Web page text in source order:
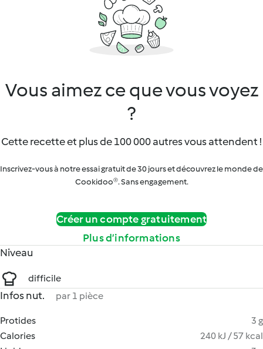
Vous aimez ce que vous voyez
?
Cette recette et plus de 100 000 autres vous attendent !
Inscrivez-vous à notre essai gratuit de 30 jours et découvrez le monde de
Cookidoo®. Sans engagement.
Créer un compte gratuitement
Plus d’informations
Niveau
difficile
Infos nut. par 1 pièce
Protides
3 g
Calories
240 kJ / 57 kcal